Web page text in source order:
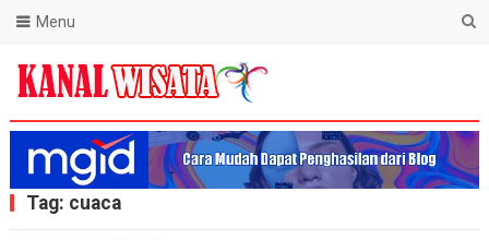
Blog Kanal Wisata
Menu
Tag: cuaca